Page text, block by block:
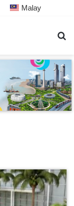
Malay